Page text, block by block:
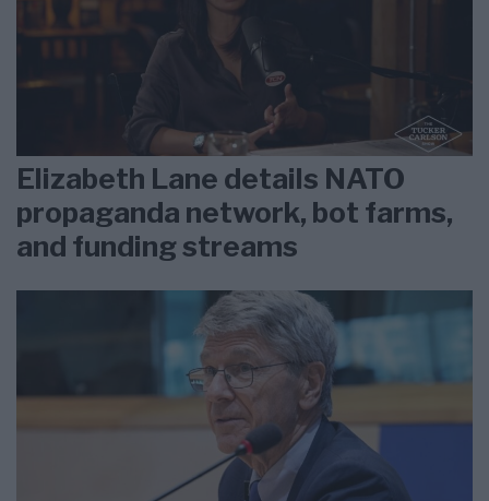
Elizabeth Lane details NATO
propaganda network, bot farms,
and funding streams